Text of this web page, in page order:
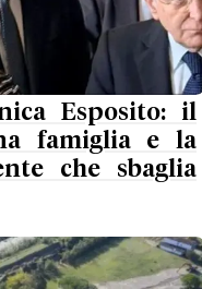
Esposito: il
famiglia e la
che sbaglia